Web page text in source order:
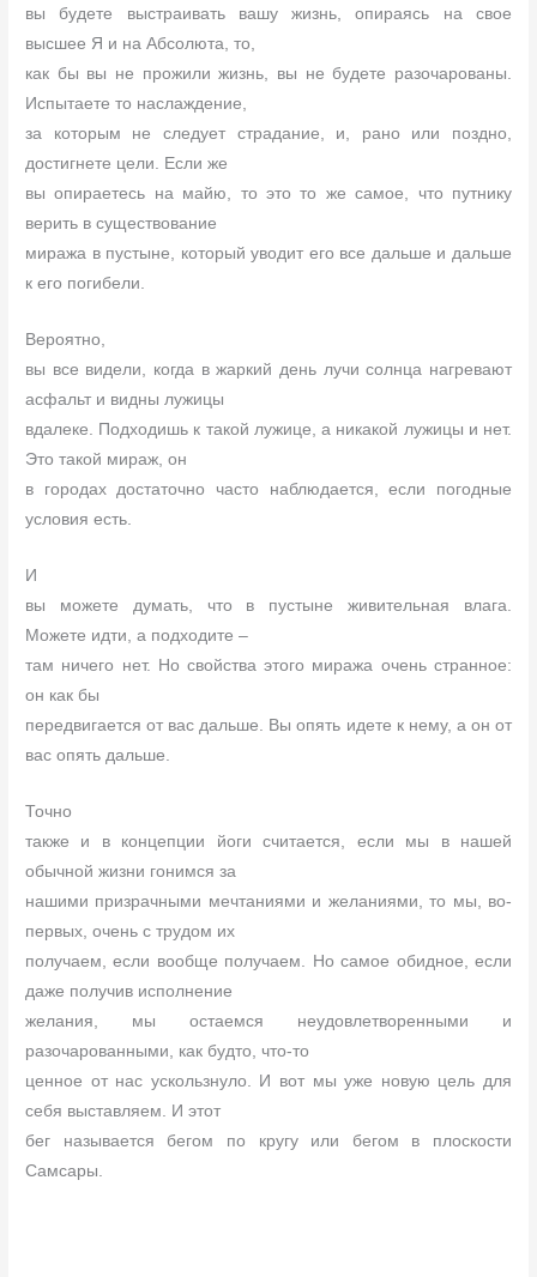
вы будете выстраивать вашу жизнь, опираясь на свое
высшее Я и на Абсолюта, то,
как бы вы не прожили жизнь, вы не будете разочарованы.
Испытаете то наслаждение,
за которым не следует страдание, и, рано или поздно,
достигнете цели. Если же
вы опираетесь на майю, то это то же самое, что путнику
верить в существование
миража в пустыне, который уводит его все дальше и дальше
к его погибели.
Вероятно,
вы все видели, когда в жаркий день лучи солнца нагревают
асфальт и видны лужицы
вдалеке. Подходишь к такой лужице, а никакой лужицы и нет.
Это такой мираж, он
в городах достаточно часто наблюдается, если погодные
условия есть.
И
вы можете думать, что в пустыне живительная влага.
Можете идти, а подходите –
там ничего нет. Но свойства этого миража очень странное:
он как бы
передвигается от вас дальше. Вы опять идете к нему, а он от
вас опять дальше.
Точно
также и в концепции йоги считается, если мы в нашей
обычной жизни гонимся за
нашими призрачными мечтаниями и желаниями, то мы, во-
первых, очень с трудом их
получаем, если вообще получаем. Но самое обидное, если
даже получив исполнение
желания, мы остаемся неудовлетворенными и
разочарованными, как будто, что-то
ценное от нас ускользнуло. И вот мы уже новую цель для
себя выставляем. И этот
бег называется бегом по кругу или бегом в плоскости
Самсары.